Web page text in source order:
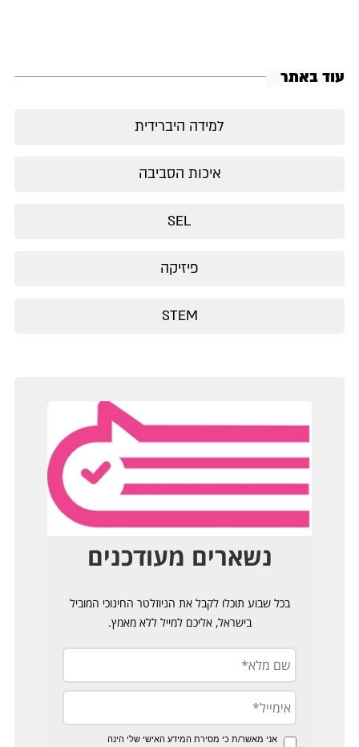
עוד באתר
למידה היברידית
איכות הסביבה
SEL
פיזיקה
STEM